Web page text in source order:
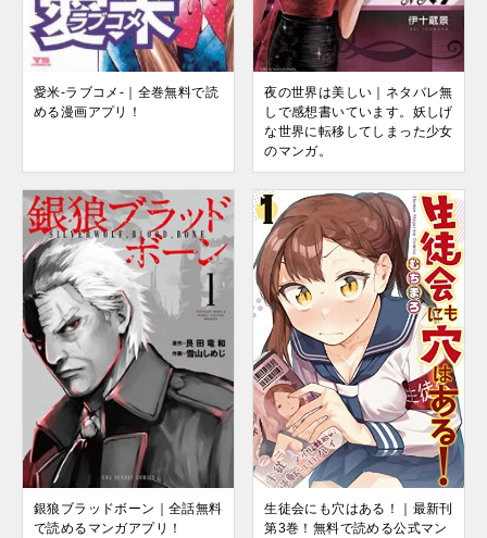
愛米-ラブコメ-｜全巻無料で読
める漫画アプリ！
夜の世界は美しい｜ネタバレ無
しで感想書いています。妖しげ
な世界に転移してしまった少女
のマンガ。
銀狼ブラッドボーン｜全話無料
で読めるマンガアプリ！
生徒会にも穴はある！｜最新刊
第3巻！無料で読める公式マン